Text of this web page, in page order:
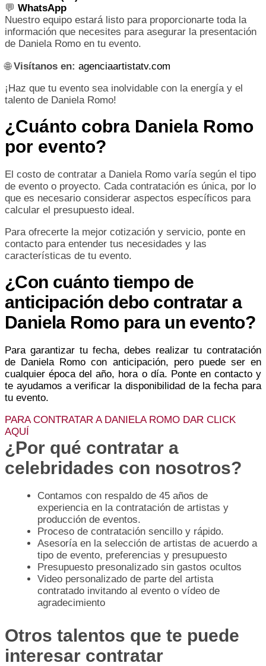
💬 WhatsApp
Nuestro equipo estará listo para proporcionarte toda la
información que necesites para asegurar la presentación
de Daniela Romo en tu evento.
🌐Visítanos en: agenciaartistatv.com
¡Haz que tu evento sea inolvidable con la energía y el
talento de Daniela Romo!
¿Cuánto cobra Daniela Romo
por evento?
El costo de contratar a Daniela Romo varía según el tipo
de evento o proyecto. Cada contratación es única, por lo
que es necesario considerar aspectos específicos para
calcular el presupuesto ideal.
Para ofrecerte la mejor cotización y servicio, ponte en
contacto para entender tus necesidades y las
características de tu evento.
¿Con cuánto tiempo de
anticipación debo contratar a
Daniela Romo para un evento?
Para garantizar tu fecha, debes realizar tu contratación
de Daniela Romo con anticipación, pero puede ser en
cualquier época del año, hora o día. Ponte en contacto y
te ayudamos a verificar la disponibilidad de la fecha para
tu evento.
PARA CONTRATAR A DANIELA ROMO DAR CLICK
AQUÍ
¿Por qué contratar a
celebridades con nosotros?
Contamos con respaldo de 45 años de
experiencia en la contratación de artistas y
producción de eventos.
Proceso de contratación sencillo y rápido.
Asesoría en la selección de artistas de acuerdo a
tipo de evento, preferencias y presupuesto
Presupuesto presonalizado sin gastos ocultos
Video personalizado de parte del artista
contratado invitando al evento o vídeo de
agradecimiento
Otros talentos que te puede
interesar contratar